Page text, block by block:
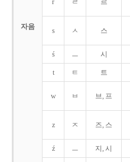
자음
r ㄹ 르
s ㅅ 스
ś ㅡ 시
t ㅌ 트
w ㅂ 브, 프
z ㅈ 즈, 스
ź ㅡ 지, 시